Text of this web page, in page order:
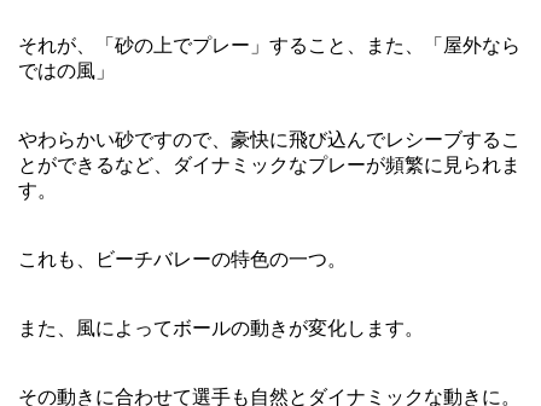
それが、「砂の上でプレー」すること、また、「屋外なら
ではの風」
やわらかい砂ですので、豪快に飛び込んでレシーブするこ
とができるなど、ダイナミックなプレーが頻繁に見られま
す。
これも、ビーチバレーの特色の一つ。
また、風によってボールの動きが変化します。
その動きに合わせて選手も自然とダイナミックな動きに。